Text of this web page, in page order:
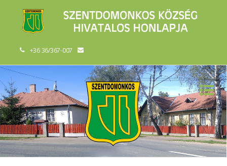
+36 36/367-007